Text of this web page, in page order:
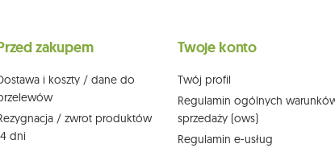
działem obsługi klienta Mouton Interactive pod adresem e-
zakupem
i koszty / dane do
/ zwrot produktów
dni
Twoje konto
Twój profil
Regulamin ogólnych
sprzedaży (ows)
Regulamin e-usług